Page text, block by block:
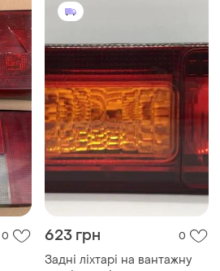
0 623 грн 0
Задні ліхтарі на вантажну